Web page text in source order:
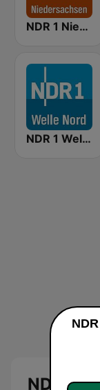
NDR 1 Niedersachsen Oldenburg
NDR 1 Welle Nord - Kiel
NDR 2